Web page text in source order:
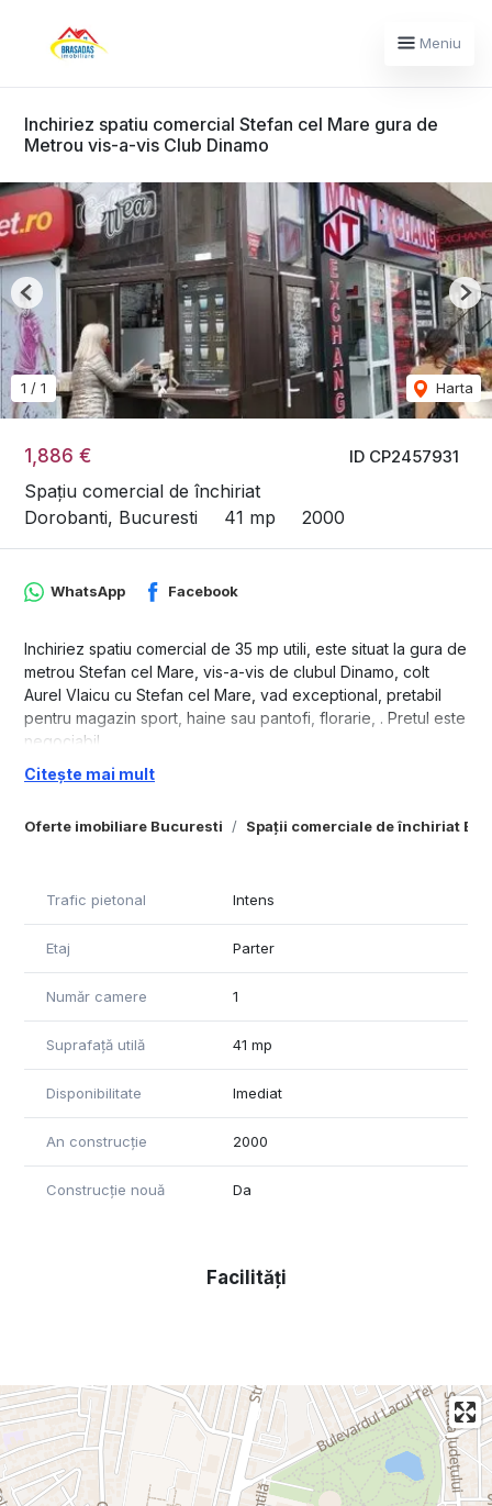
Meniu
Inchiriez spatiu comercial Stefan cel Mare gura de
Metrou vis-a-vis Club Dinamo
ID CP2457931
1,886 €
Spațiu comercial de închiriat
Dorobanti, Bucuresti
41 mp 2000
1 / 1 Harta
Previous
Oferte imobiliare Bucuresti Spații comerciale de închiriat
WhatsApp Facebook
Inchiriez spatiu comercial de 35 mp utili, este situat la gura de
metrou Stefan cel Mare, vis-a-vis de clubul Dinamo, colt
Aurel Vlaicu cu Stefan cel Mare, vad exceptional, pretabil
pentru magazin sport, haine sau pantofi, florarie, . Pretul este
negociabil.
Citește mai mult
Trafic pietonal Intens
Etaj Parter
Număr camere 1
Suprafață utilă 41 mp
Disponibilitate Imediat
An construcție 2000
Construcție nouă Da
Facilități